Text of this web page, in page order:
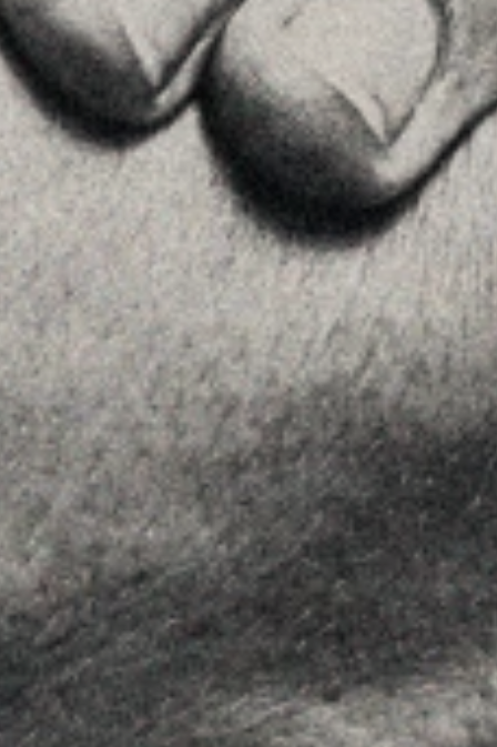
Ver en Google Maps
MENU
Home
La Firma
Equipo
Asesoramiento
Insights
Contactar
SÍGUENOS
Linkedin
Instagram
Youtube
Allyon — Barcelona, Spain
Copyrights © 2026 AVISO LEGAL·
POLÍTICA DE COOKIES·POLÍTICA DE PRIVACIDAD